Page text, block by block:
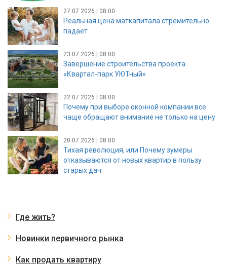
27.07.2026 | 08:00
Реальная цена маткапитала стремительно
падает
23.07.2026 | 08:00
Завершение строительства проекта
«Квартал-парк УЮТный»
22.07.2026 | 08:00
Почему при выборе оконной компании все
чаще обращают внимание не только на цену
20.07.2026 | 08:00
Тихая революция, или Почему зумеры
отказываются от новых квартир в пользу
старых дач
Где жить?
Новинки первичного рынка
Как продать квартиру